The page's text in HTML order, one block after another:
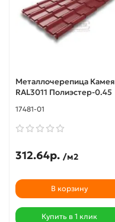
Металлочерепица Камея
RAL3011 Полиэстер-0.45
17481-01
312.64р. /м2
В корзину
Купить в 1 клик